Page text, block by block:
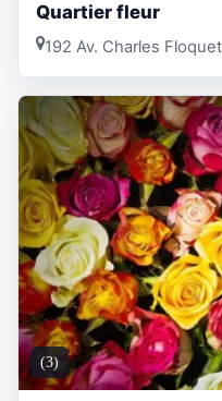
Quartier fleur
192 Av. Charles
(3)